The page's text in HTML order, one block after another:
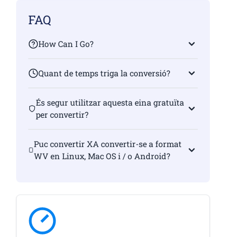
FAQ
How Can I Go?
Quant de temps triga la conversió?
És segur utilitzar aquesta eina gratuïta
per convertir?
Puc convertir XA convertir-se a format
WV en Linux, Mac OS i / o Android?